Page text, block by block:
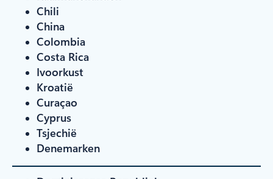
Chili
China
Colombia
Costa Rica
Ivoorkust
Kroatië
Curaçao
Cyprus
Tsjechië
Denemarken